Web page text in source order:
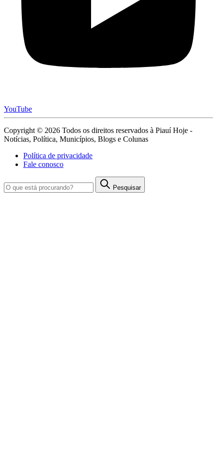
YouTube
Copyright © 2026 Todos os direitos reservados à Piauí Hoje -
Notícias, Política, Municípios, Blogs e Colunas
Política de privacidade
Fale conosco
Pesquisar